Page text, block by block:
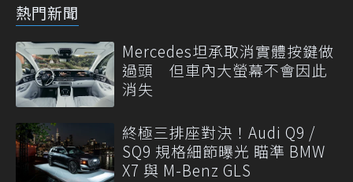
熱門新聞
Mercedes坦承取消實體按鍵做
過頭 但車內大螢幕不會因此
消失
終極三排座對決！Audi Q9 /
SQ9 規格細節曝光 瞄準 BMW
X7 與 M-Benz GLS